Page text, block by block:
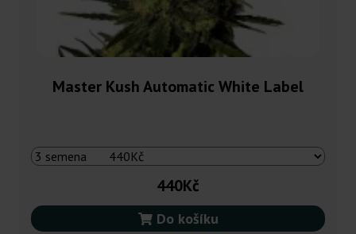
Master Kush Automatic White Label
440Kč
Do košíku